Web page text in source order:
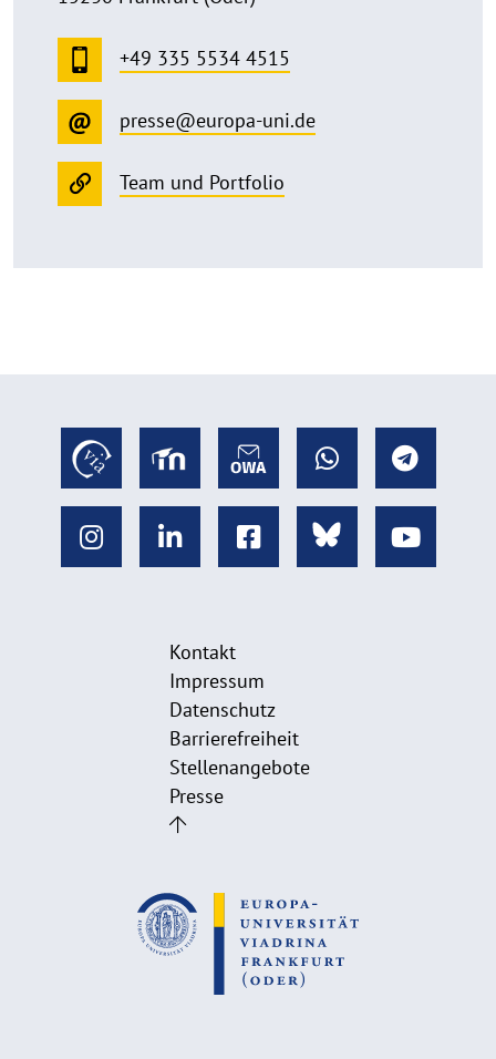
+49 335 5534 4515
presse@europa-uni.de
Team und Portfolio
Kontakt
Impressum
Datenschutz
Barrierefreiheit
Stellenangebote
Presse